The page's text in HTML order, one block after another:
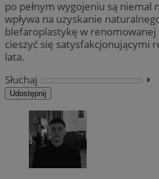
po pełnym wygojeniu są niemal
wpływa na uzyskanie
blefaroplastykę w renomowanej
cieszyć się satysfakcjonującymi
lata.
Słuchaj
⏵︎
Udostępnij